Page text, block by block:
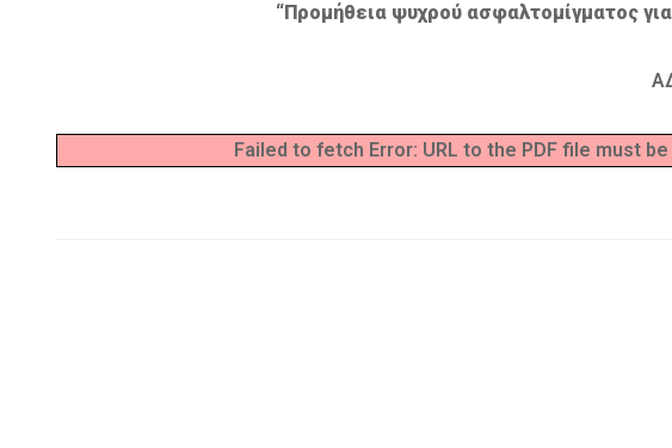
“Προμήθεια ψυχρού ασφαλτομίγματος
Failed to fetch Error: URL to the PDF file must